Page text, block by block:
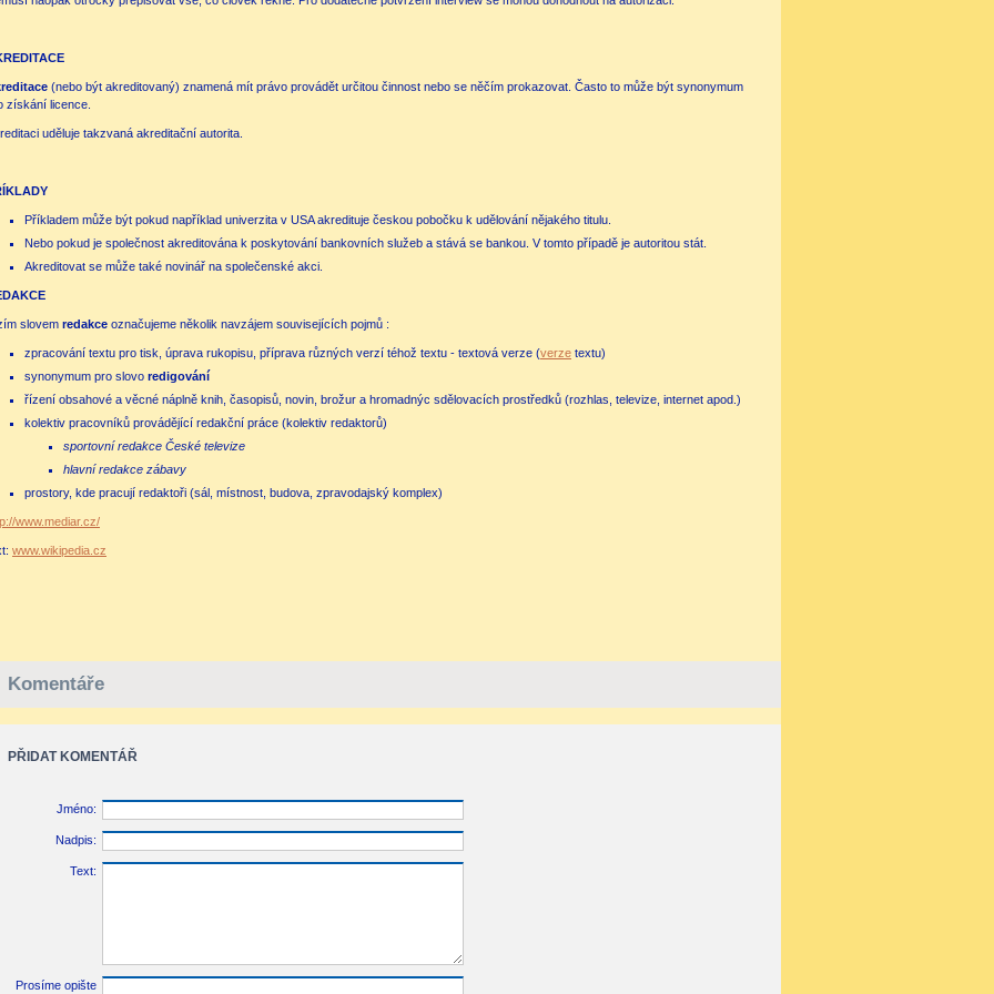
(nebo být akreditovaný) znamená mít právo provádět určitou činnost nebo se něčím prokazovat. Často to může být synonymum
získání licence.
uděluje takzvaná akreditační autorita.
Příkladem může být pokud například univerzita v USA akredituje českou pobočku k udělování nějakého titulu.
Nebo pokud je společnost akreditována k poskytování bankovních služeb a stává se bankou. V tomto případě je autoritou stát.
Akreditovat se může také novinář na společenské akci.
slovem redakce označujeme několik navzájem souvisejících pojmů :
zpracování textu pro tisk, úprava rukopisu, příprava různých verzí téhož textu - textová verze (verze textu)
synonymum pro slovo redigování
řízení obsahové a věcné náplně knih, časopisů, novin, brožur a hromadnýc sdělovacích prostředků (rozhlas, televize, internet apod.)
kolektiv pracovníků provádějící redakční práce (kolektiv redaktorů)
sportovní redakce České televize
hlavní redakce zábavy
prostory, kde pracují redaktoři (sál, místnost, budova, zpravodajský komplex)
www.mediar.cz/
www.wikipedia.cz
Komentáře
PŘIDAT KOMENTÁŘ
Jméno:
Nadpis:
Text:
Prosíme opište